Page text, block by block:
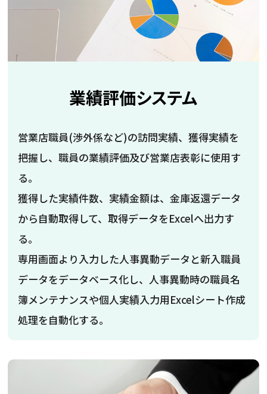
業績評価システム
営業店職員(渉外係など)の訪問実績、獲得実績を
把握し、職員の業績評価及び営業店表彰に使用す
る。
獲得した実績件数、実績金額は、金庫返還データ
から自動取得して、取得データをExcelへ出力す
る。
専用画面より入力した人事異動データと新入職員
データをデータベース化し、人事異動時の職員名
簿メンテナンスや個人実績入力用Excelシート作成
処理を自動化する。